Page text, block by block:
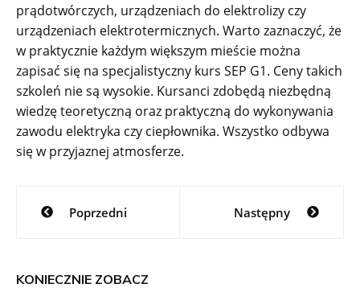
prądotwórczych, urządzeniach do elektrolizy czy
urządzeniach elektrotermicznych. Warto zaznaczyć, że
w praktycznie każdym większym mieście można
zapisać się na specjalistyczny kurs SEP G1. Ceny takich
szkoleń nie są wysokie. Kursanci zdobędą niezbędną
wiedzę teoretyczną oraz praktyczną do wykonywania
zawodu elektryka czy ciepłownika. Wszystko odbywa
się w przyjaznej atmosferze.
Nawigacja
wpisuPoprzedni Następny
KONIECZNIE ZOBACZ